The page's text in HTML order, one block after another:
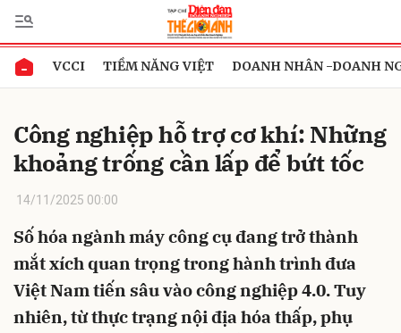
VCCI TIỀM NĂNG VIỆT DOANH NHÂN -DOANH
Công nghiệp hỗ trợ cơ khí: Những
khoảng trống cần lấp để bứt tốc
14/11/2025 00:00
Số hóa ngành máy công cụ đang trở thành
mắt xích quan trọng trong hành trình đưa
Việt Nam tiến sâu vào công nghiệp 4.0. Tuy
nhiên, từ thực trạng nội địa hóa thấp, phụ
Gửi bình luận
Hủy Gửi